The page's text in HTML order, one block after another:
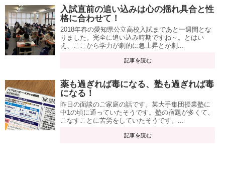
入試直前の追い込みは心の揺れ具合と性
格に合わせて！
2018年春の愛知県公立高校入試まであと一週間とな
りました。完全に追い込み時期ですね～。とはい
え、ここから学力が劇的に急上昇とか劇...
記事を読む
薬も過ぎれば毒になる、塾も過ぎれば毒
になる！
昨日の面談のご家庭の話です。某大手集団授業塾に
中1の頃に通っていたそうです。塾の宿題が多くて、
こなすことに苦労をしていたそうです。...
記事を読む